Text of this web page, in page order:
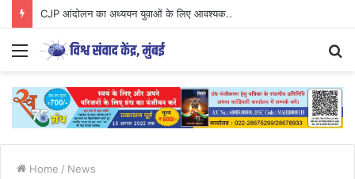
CJP आंदोलन का अध्ययन युवाओं के लिए आवश्यक..
Menu
Home / News